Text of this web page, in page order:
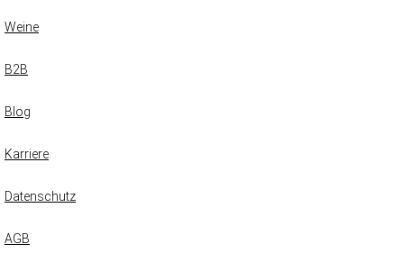
Weine
B2B
Blog
Karriere
Datenschutz
AGB